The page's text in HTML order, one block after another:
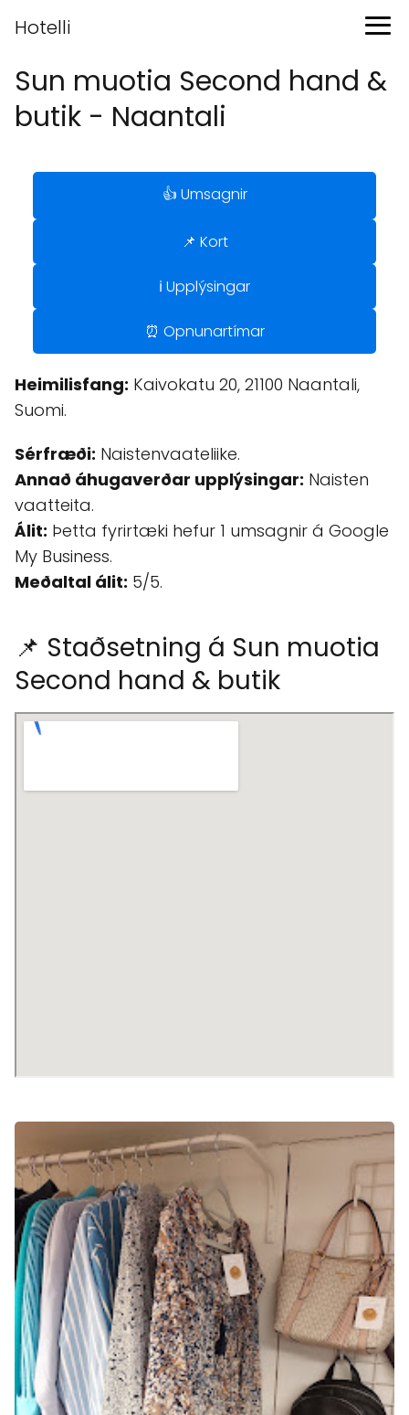
Hotelli
Sun muotia Second hand &
butik - Naantali
👍 Umsagnir
📌 Kort
ℹ️ Upplýsingar
⏰ Opnunartímar
Heimilisfang: Kaivokatu 20, 21100 Naantali,
Suomi.
Sérfræði: Naistenvaateliike.
Annað áhugaverðar upplýsingar: Naisten
vaatteita.
Álit: Þetta fyrirtæki hefur 1 umsagnir á Google
My Business.
Meðaltal álit: 5/5.
📌 Staðsetning á Sun muotia
Second hand & butik